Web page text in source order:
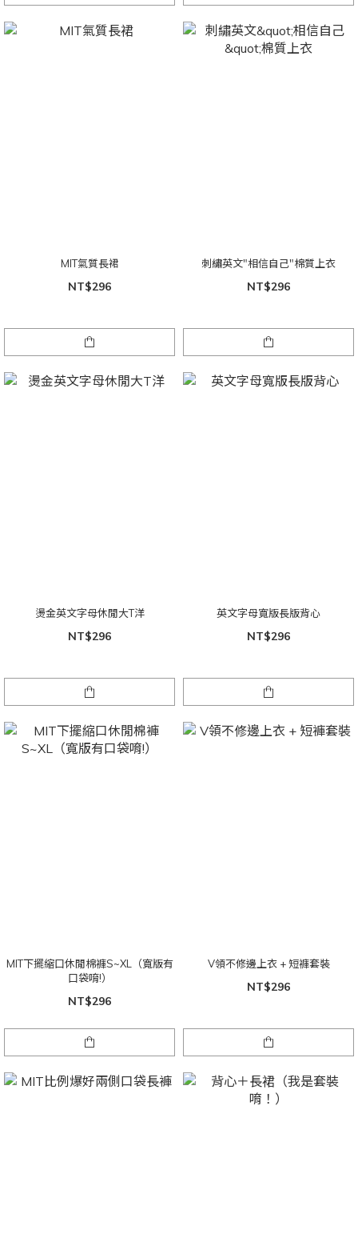
MIT氣質長裙
NT$296
刺繡英文"相信自己"棉質上衣
NT$296
燙金英文字母休閒大T洋
NT$296
英文字母寬版長版背心
NT$296
MIT下擺縮口休閒棉褲S~XL（寬版有
口袋唷!）
NT$296
V領不修邊上衣 + 短褲套裝
NT$296